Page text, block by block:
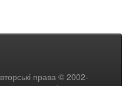
права © 2002-